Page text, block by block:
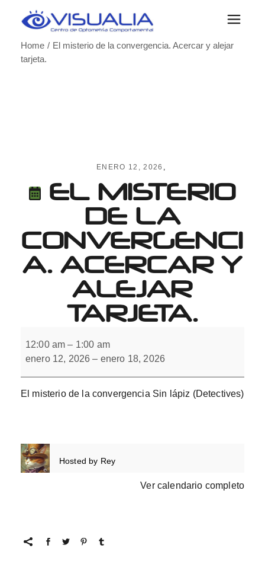
Home
El misterio de la convergencia. Acercar y alejar
tarjeta.
ENERO 12, 2026
EL MISTERIO
DE LA
CONVERGENCI
A. ACERCAR Y
ALEJAR
TARJETA.
misterio
de
la
Acercar
y
alejar
12:00 am – 1:00 am
enero 12, 2026 – enero 18, 2026
El misterio de la convergencia Sin lápiz (Detectives)
Hosted by Rey
Ver calendario completo